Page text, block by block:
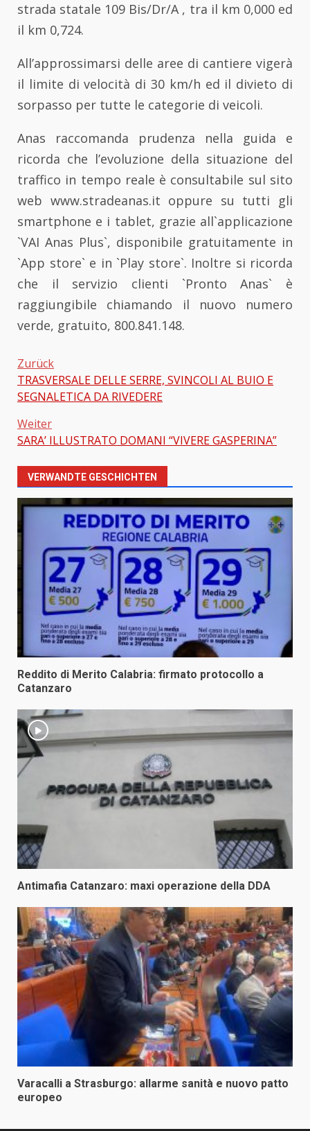
strada statale 109 Bis/Dr/A , tra il km 0,000 ed
il km 0,724.
All’approssimarsi delle aree di cantiere vigerà
il limite di velocità di 30 km/h ed il divieto di
sorpasso per tutte le categorie di veicoli.
Anas raccomanda prudenza nella guida e
ricorda che l’evoluzione della situazione del
traffico in tempo reale è consultabile sul sito
web www.stradeanas.it oppure su tutti gli
smartphone e i tablet, grazie all`applicazione
`VAI Anas Plus`, disponibile gratuitamente in
`App store` e in `Play store`. Inoltre si ricorda
che il servizio clienti `Pronto Anas` è
raggiungibile chiamando il nuovo numero
verde, gratuito, 800.841.148.
Beitragsnavigation
Zurück
TRASVERSALE DELLE SERRE, SVINCOLI AL BUIO E
SEGNALETICA DA RIVEDERE
Weiter
SARA’ ILLUSTRATO DOMANI “VIVERE GASPERINA”
VERWANDTE GESCHICHTEN
Reddito di Merito Calabria: firmato protocollo a
Catanzaro
Antimafia Catanzaro: maxi operazione della DDA
Varacalli a Strasburgo: allarme sanità e nuovo patto
europeo